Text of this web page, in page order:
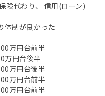
険代わり、 信用(ローン)
体制が良かった
万円台前半
万円台後半
万円台後半
万円台前半
万円台前半